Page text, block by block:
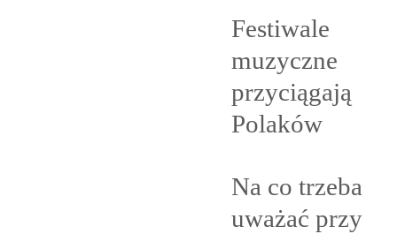
Festiwale
muzyczne
przyciągają
Polaków
Na co trzeba
uważać przy